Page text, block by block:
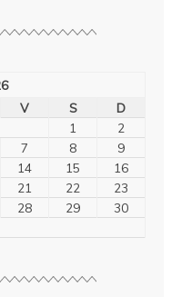
V S
D
1
2
7 8
9
14 15
16
21 22
23
28 29
30